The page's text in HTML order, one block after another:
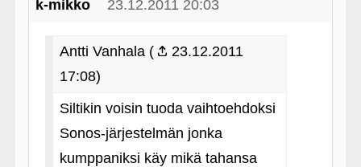
k-mikko 23.12.2011 20:03
Antti Vanhala (
23.12.2011
17:08)
Siltikin voisin tuoda vaihtoehdoksi
Sonos-järjestelmän jonka
kumppaniksi käy mikä tahansa